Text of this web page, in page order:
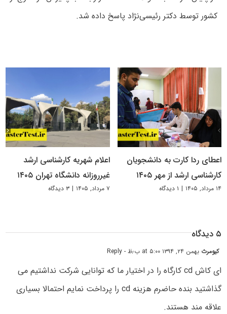
کشور توسط دکتر رئیسی‌نژاد پاسخ داده شد.
اعطای ردا کارت به دانشجویان
کارشناسی ارشد از مهر ۱۴۰۵
۱۴ مرداد, ۱۴۰۵ | ۱ دیدگاه
اعلام شهریه کارشناسی ارشد
غیرروزانه دانشگاه تهران ۱۴۰۵
۷ مرداد, ۱۴۰۵ | ۳ دیدگاه
۵ دیدگاه
کیومرث بهمن ۲۴, ۱۳۹۴ at ۵:۰۰ ب٫ظ - Reply
ای کاش cd کارگاه را در اختیار ما که توانایی شرکت نداشتیم می
گذاشتید بنده حاضرم هزینه cd را پرداخت نمایم احتمالا بسیاری
علاقه مند هستند.